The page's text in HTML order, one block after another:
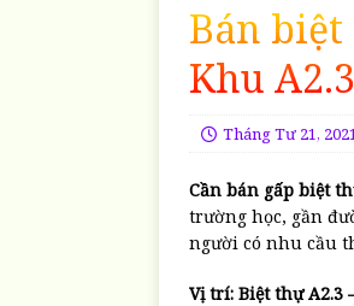
Bán biệt
Khu
Tháng Tư 21,
Cần bán gấp biệt
trường học, gần
người có nhu cầu
Vị trí: Biệt thự A2.3